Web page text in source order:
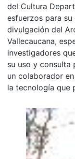
del Cultura
esfuerzos para
divulgación del
Vallecaucana,
investigadores
su uso y consulta
un colaborador
la tecnología que